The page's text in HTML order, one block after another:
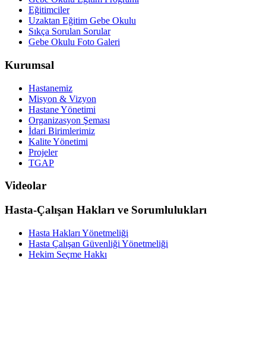
Eğitimciler
Uzaktan Eğitim Gebe Okulu
Sıkça Sorulan Sorular
Gebe Okulu Foto Galeri
Kurumsal
Hastanemiz
Misyon & Vizyon
Hastane Yönetimi
Organizasyon Şeması
İdari Birimlerimiz
Kalite Yönetimi
Projeler
TGAP
Videolar
Hasta-Çalışan Hakları ve Sorumlulukları
Hasta Hakları Yönetmeliği
Hasta Çalışan Güvenliği Yönetmeliği
Hekim Seçme Hakkı